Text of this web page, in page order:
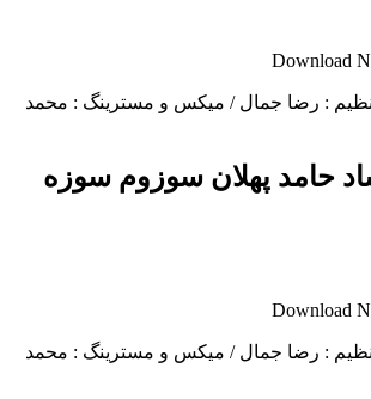
Download
تنظیم : رضا جمال / میکس و مسترینگ : محمد
حامد پهلان سوزوم سوزه
Download
تنظیم : رضا جمال / میکس و مسترینگ : محمد